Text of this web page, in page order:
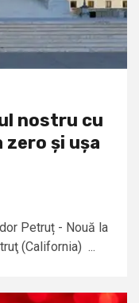
nostru cu
zero și ușa
Petruț - Nouă la
(California) ...